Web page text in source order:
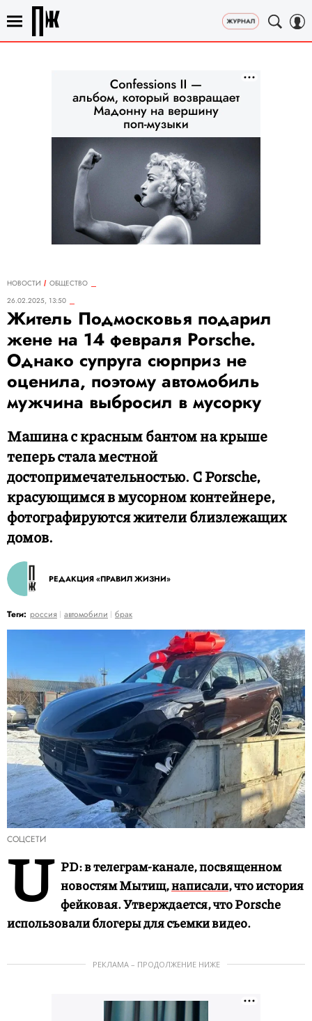
НОВОСТИ
ОБЩЕСТВО
26.02.2025, 13:50
Житель Подмосковья подарил
жене на 14 февраля Porsche.
Однако супруга сюрприз не
оценила, поэтому автомобиль
мужчина выбросил в мусорку
Машина с красным бантом на крыше
теперь стала местной
достопримечательностью. С Porsche,
красующимся в мусорном контейнере,
фотографируются жители близлежащих
домов.
РЕДАКЦИЯ «ПРАВИЛ ЖИЗНИ»
Теги: россия автомобили брак
СОЦСЕТИ
U PD: в телеграм-канале, посвященном
новостям Мытищ,написали, что история
фейковая. Утверждается, что Porsche
использовали блогеры для съемки видео.
РЕКЛАМА – ПРОДОЛЖЕНИЕ НИЖЕ